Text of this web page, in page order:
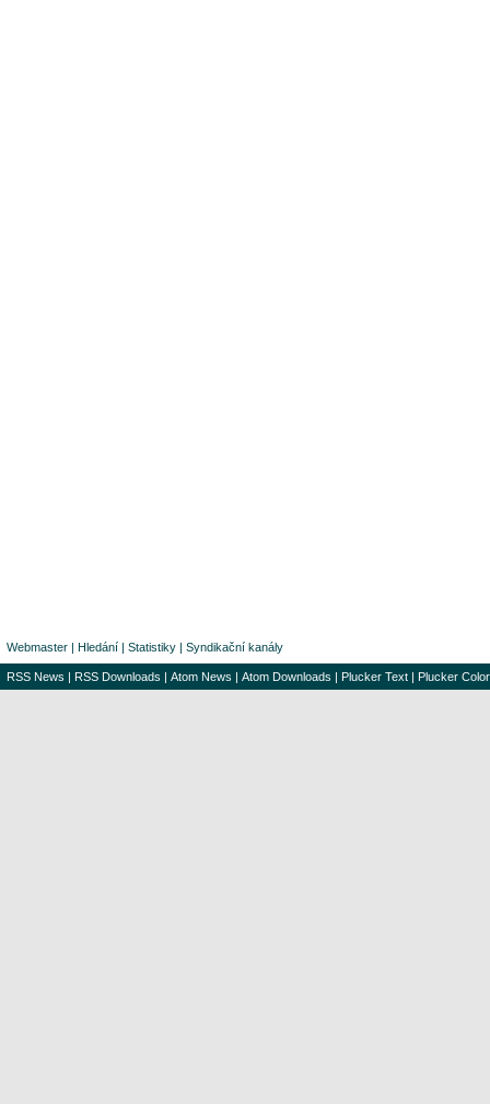
Webmaster | Hledání | Statistiky | Syndikační kanály
RSS News | RSS Downloads | Atom News | Atom Downloads | Plucker Text | Plucker Color